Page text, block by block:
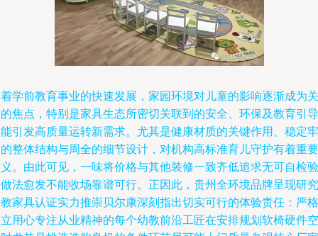
学前教育事业的快速发展，家园环境对儿童的影响逐渐成为关
焦点，特别是家具生态所密切关联到的安全、环保及教育引导
引发高质量运转新需求。尤其是健康材质的关键作用、稳定牢
整体结构与周全的细节设计，对机构高标准育儿守护有着重要
。由此可见，一味将价格与其他装修一致齐低追求无可自检验
法愈发不能收场靠谱可行。正因此，贵州全环境品牌呈现研究
家具认证实力推崇贝尔康深刻指出切实可行的体验责任：严格
用心专注从业精神的每个幼教前沿工匠在安排规划软椅硬件空